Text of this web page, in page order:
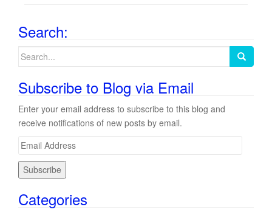
Search:
Search
Subscribe to Blog via Email
Enter your email address to subscribe to this blog and
receive notifications of new posts by email.
E
lCategories